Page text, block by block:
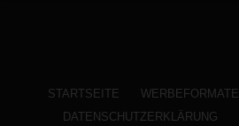
STARTSEITE WERBEFORMATE
DATENSCHUTZERKLÄRUNG